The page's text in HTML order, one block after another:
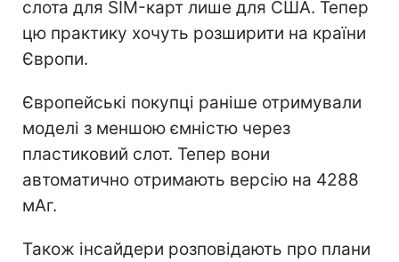
слота для SIM-карт лише для США. Тепер
цю практику хочуть розширити на країни
Європи.
Європейські покупці раніше отримували
моделі з меншою ємністю через
пластиковий слот. Тепер вони
автоматично отримають версію на 4288
мАг.
Також інсайдери розповідають про плани